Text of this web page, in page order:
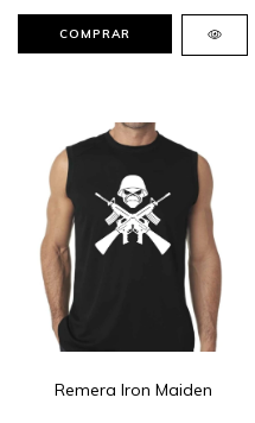
COMPRAR
Remera Iron Maiden